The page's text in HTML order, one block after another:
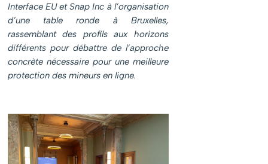
Interface EU et Snap Inc à l’organisation
d’une table ronde à Bruxelles,
rassemblant des profils aux horizons
différents pour débattre de l’approche
concrète nécessaire pour une meilleure
protection des mineurs en ligne.